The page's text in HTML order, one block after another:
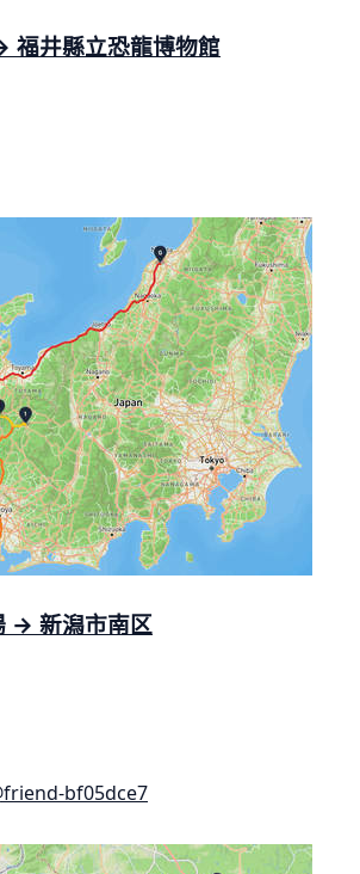
福井縣立恐龍博物館
→ 新潟市南区
bf05dce7